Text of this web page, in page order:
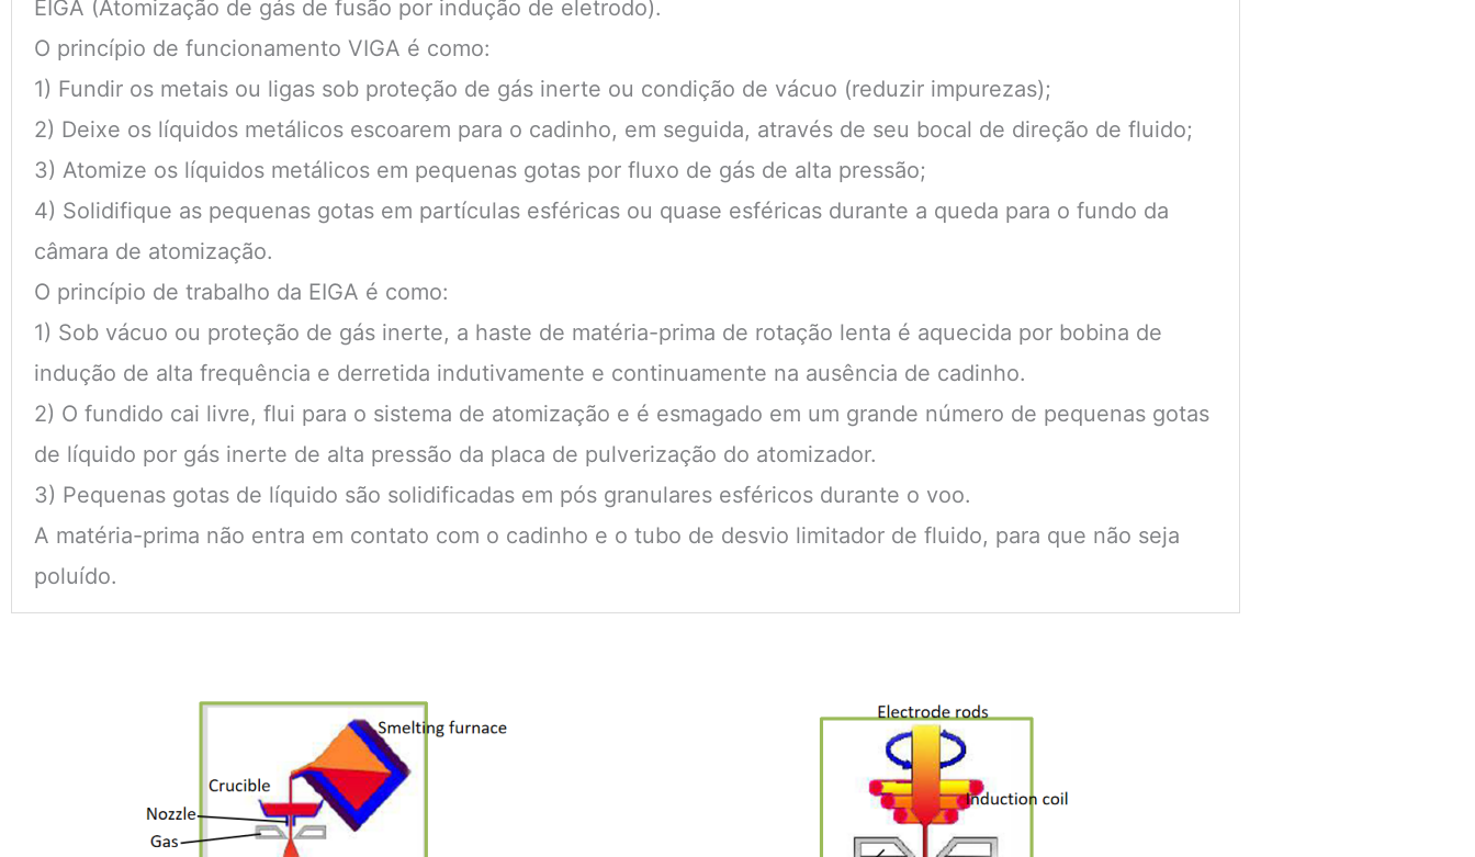
EIGA (Atomização de gás de fusão por indução de eletrodo).
O princípio de funcionamento VIGA é como:
1) Fundir os metais ou ligas sob proteção de gás inerte ou condição de vácuo (reduzir impurezas);
2) Deixe os líquidos metálicos escoarem para o cadinho, em seguida, através de seu bocal de direção de fluido;
3) Atomize os líquidos metálicos em pequenas gotas por fluxo de gás de alta pressão;
4) Solidifique as pequenas gotas em partículas esféricas ou quase esféricas durante a queda para o fundo da
câmara de atomização.
O princípio de trabalho da EIGA é como:
1) Sob vácuo ou proteção de gás inerte, a haste de matéria-prima de rotação lenta é aquecida por bobina de
indução de alta frequência e derretida indutivamente e continuamente na ausência de cadinho.
2) O fundido cai livre, flui para o sistema de atomização e é esmagado em um grande número de pequenas gotas
de líquido por gás inerte de alta pressão da placa de pulverização do atomizador.
3) Pequenas gotas de líquido são solidificadas em pós granulares esféricos durante o voo.
A matéria-prima não entra em contato com o cadinho e o tubo de desvio limitador de fluido, para que não seja
poluído.